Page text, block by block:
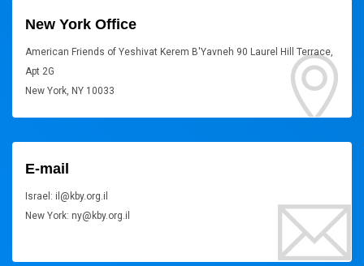
New York Office
American Friends of Yeshivat Kerem B'Yavneh 90 Laurel Hill Terrace,
Apt 2G
New York, NY 10033
E-mail
Israel: il@kby.org.il
New York: ny@kby.org.il